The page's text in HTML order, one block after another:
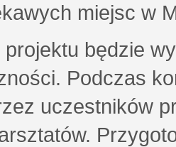
miejsc w
będzie
Podczas
uczestników